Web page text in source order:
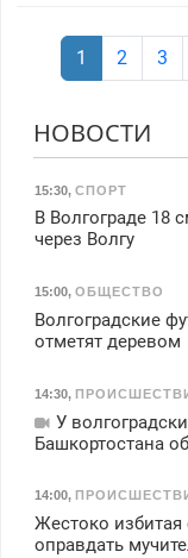
1 2 3
НОВОСТИ
15:30, СПОРТ
В Волгограде 18
через Волгу
15:00, ОБЩЕСТВО
Волгоградские
отметят деревом
14:30,
У
Башкортостана
14:00,
Жестоко избитая
оправдать